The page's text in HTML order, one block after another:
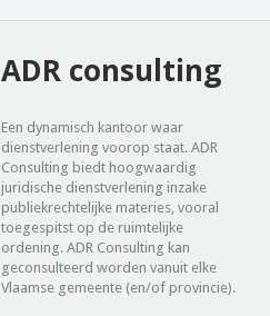
ADR consulting
Een dynamisch kantoor waar
dienstverlening voorop staat. ADR
Consulting biedt hoogwaardig
juridische dienstverlening inzake
publiekrechtelijke materies, vooral
toegespitst op de ruimtelijke
ordening. ADR Consulting kan
geconsulteerd worden vanuit elke
Vlaamse gemeente (en/of provincie).